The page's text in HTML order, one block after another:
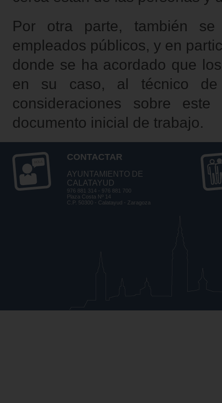
Por otra parte, también
empleados públicos, y en
donde se ha acordado que
en su caso, al técnico de
consideraciones sobre
documento inicial de trabajo.
CONTACTAR
AYUNTAMIENTO DE
CALATAYUD
976 881 314 - 976 881 700
Plaza Costa Nº 14
C.P. 50300 - Calatayud - Zaragoza